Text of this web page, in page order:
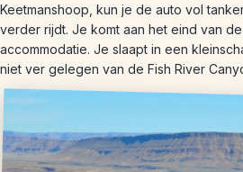
Keetmanshoop, kun je de auto vol
verder rijdt. Je komt aan het eind van
accommodatie. Je slaapt in een
niet ver gelegen van de Fish River